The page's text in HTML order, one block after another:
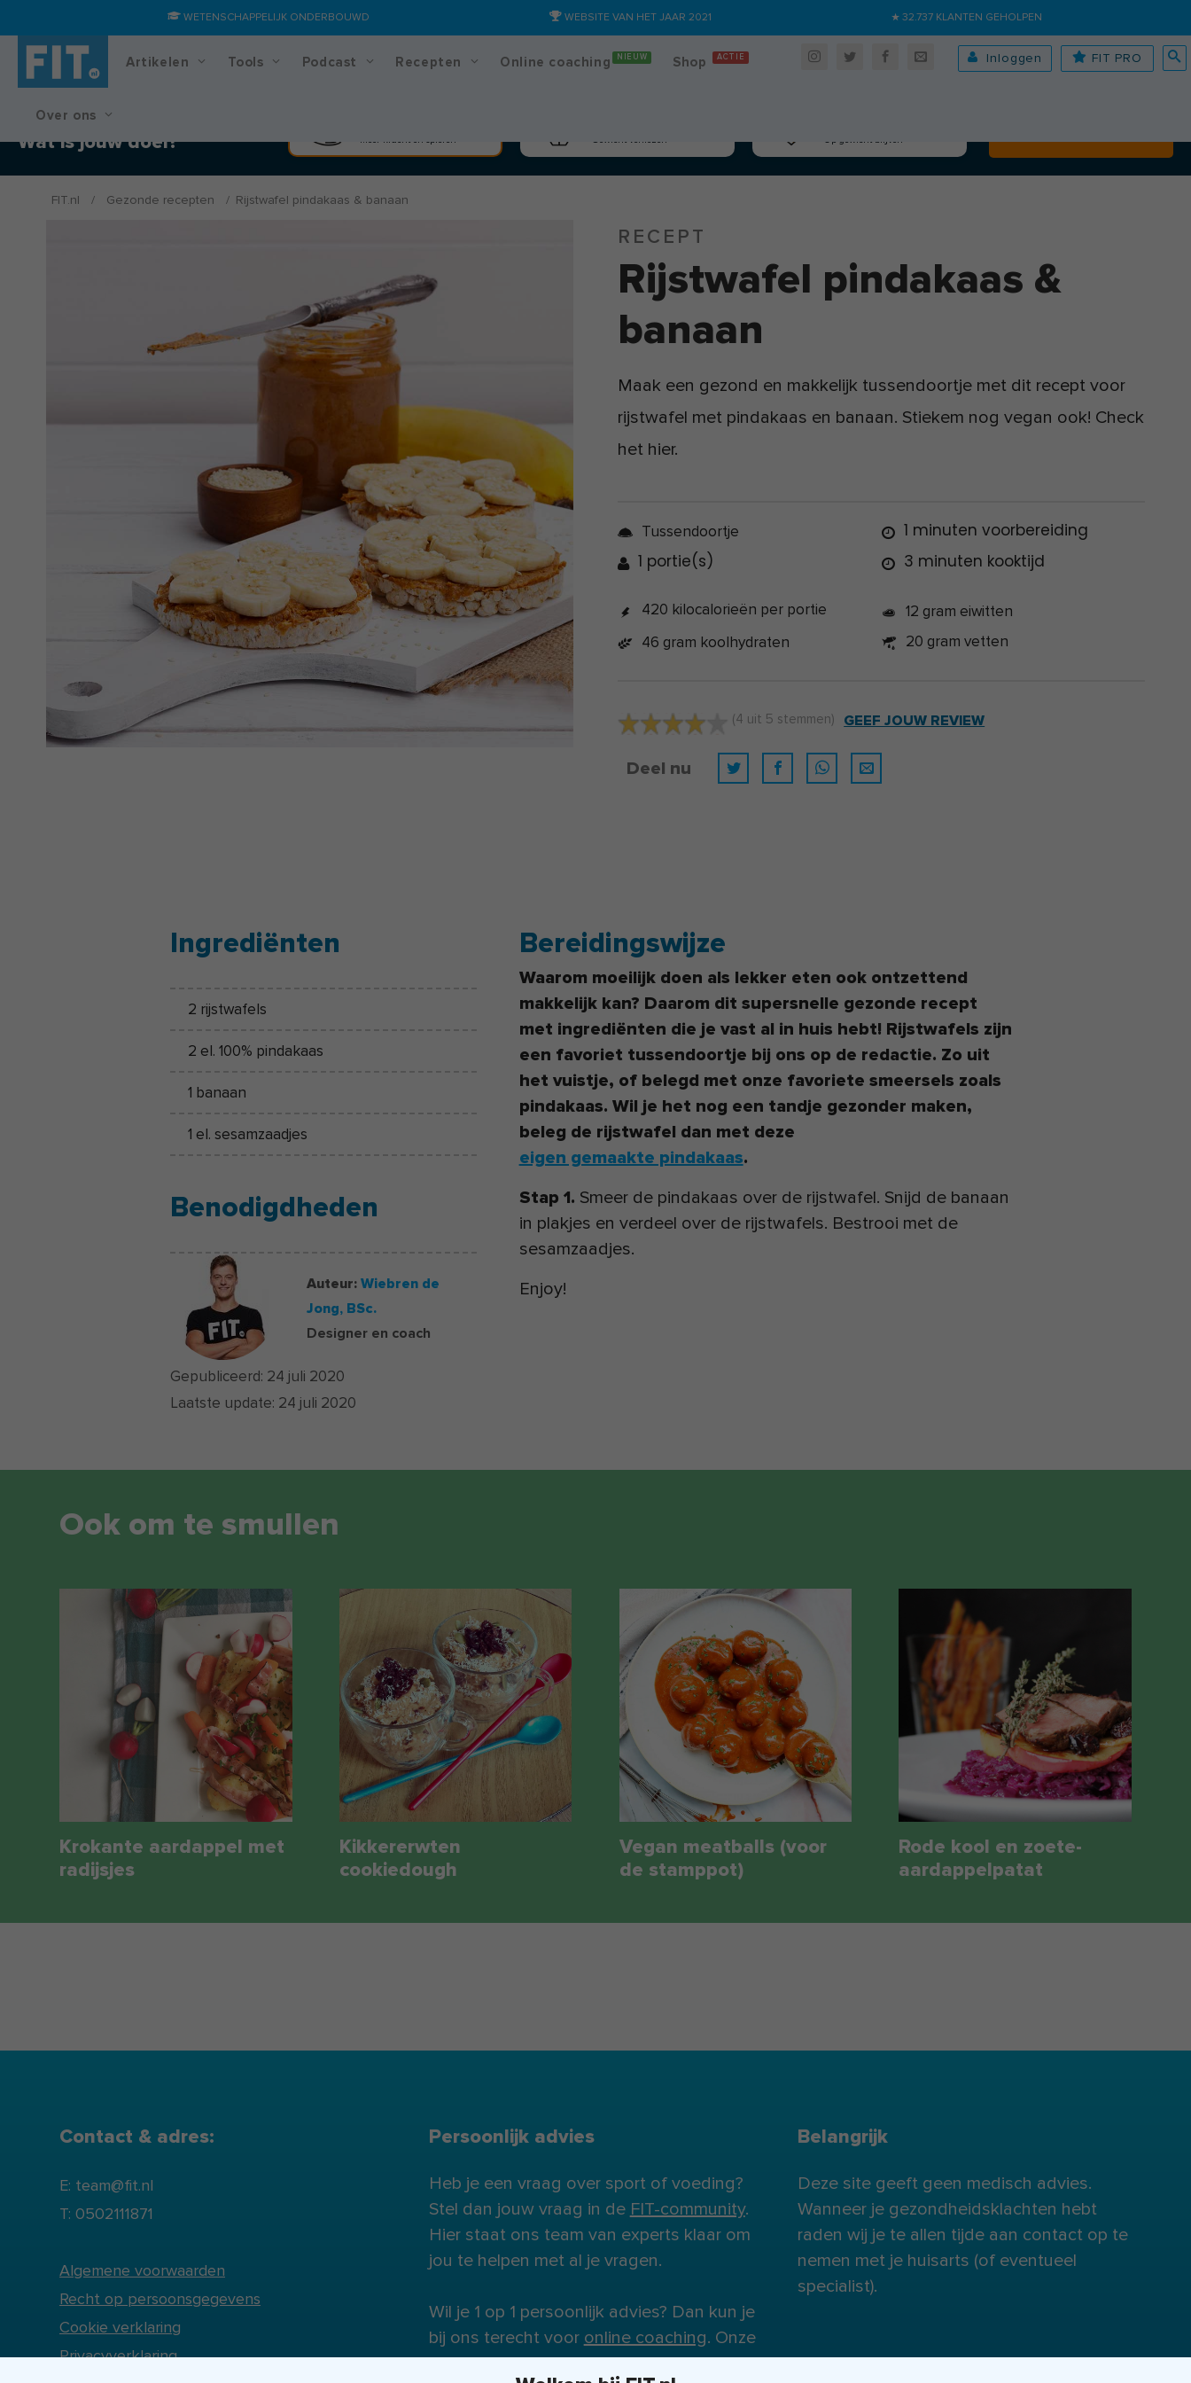
WETENSCHAPPELIJK ONDERBOUWD WEBSITE VAN HET JAAR 2021 ★ 32.737 KLANTEN GEHOLPEN
Artikelen Tools Podcast Recepten Online coaching NIEUW Shop ACTIE
Over ons
Inloggen FIT PRO
Training & voedingsplan
Wat is jouw doel?
FIT.nl / Gezonde recepten / Rijstwafel pindakaas & banaan
RECEPT
Rijstwafel pindakaas &
banaan
Maak een gezond en makkelijk tussendoortje met dit recept voor
rijstwafel met pindakaas en banaan. Stiekem nog vegan ook! Check
het hier.
Tussendoortje
1 portie(s)
1 minuten voorbereiding
3 minuten kooktijd
420 kilocalorieën per portie
12 gram eiwitten
46 gram koolhydraten
20 gram vetten
(4 uit 5 stemmen) GEEF JOUW REVIEW
Deel nu
Ingrediënten
2 rijstwafels
2 el. 100% pindakaas
1 banaan
1 el. sesamzaadjes
Benodigdheden
Bereidingswijze
Waarom moeilijk doen als lekker eten ook ontzettend
makkelijk kan? Daarom dit supersnelle gezonde recept
met ingrediënten die je vast al in huis hebt! Rijstwafels zijn
een favoriet tussendoortje bij ons op de redactie. Zo uit
het vuistje, of belegd met onze favoriete smeersels zoals
pindakaas. Wil je het nog een tandje gezonder maken,
beleg de rijstwafel dan met deze
eigen gemaakte pindakaas.
Stap 1. Smeer de pindakaas over de rijstwafel. Snijd de banaan
in plakjes en verdeel over de rijstwafels. Bestrooi met de
sesamzaadjes.
Enjoy!
Auteur: Wiebren de
Jong, BSc.
Designer en coach
Gepubliceerd: 24 juli 2020
Laatste update: 24 juli 2020
Ook om te smullen
Krokante aardappel met
radijsjes
Kikkererwten
cookiedough
Vegan meatballs (voor
de stamppot)
Rode kool en zoete-
aardappelpatat
Contact & adres:
E: team@fit.nl
T: 0502111871
Algemene voorwaarden
Recht op persoonsgegevens
Cookie verklaring
Privacyverklaring
Persoonlijk advies
Heb je een vraag over sport of voeding?
Stel dan jouw vraag in de FIT-community.
Hier staat ons team van experts klaar om
jou te helpen met al je vragen.
Wil je 1 op 1 persoonlijk advies? Dan kun je
bij ons terecht voor online coaching. Onze
experts staan klaar om je te helpen.
Belangrijk
Deze site geeft geen medisch advies.
Wanneer je gezondheidsklachten hebt
raden wij je te allen tijde aan contact op te
nemen met je huisarts (of eventueel
specialist).